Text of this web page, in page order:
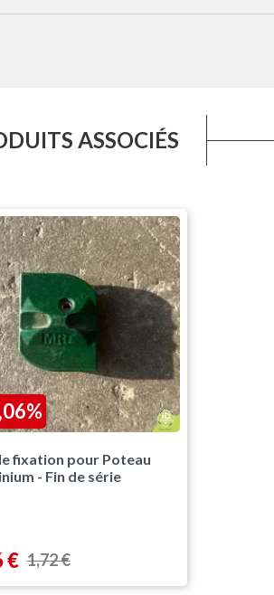
ASSOCIÉS
Vert RAL6005
fixation pour Poteau
- Fin de série
€ Prix de base
1,72 €